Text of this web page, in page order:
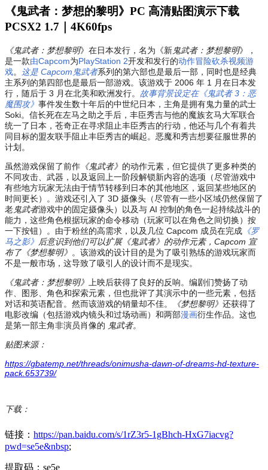
《鬼武者：梦想的黎明》PC 高清贴图演示下载
PCSX2 1.7｜4K60fps
《鬼武者：梦想黎明》在日本发行，名为 《新鬼武者：梦想黎明》
，
是一款由Capcom为PlayStation 2开发和发行的动作冒险砍杀视频游
戏。 这是 Capcom鬼武者系列的第六部也是最后一部，同时也是经典
主系列的第四部也是最后一部游戏。该游戏于 2006 年 1 月在日本发
行，随后于 3 月在北美和欧洲发行。 故事背景设定在《鬼武者 3：恶
魔围攻》 事件发生数十年后的中世纪日本，主角是拥有鬼力量的武士
Soki。信长死在左马之助之手后，丰臣秀吉与他的魔族玄马大军联合
统一了日本，苍奇正在寻求阻止丰臣秀吉的行动，他还与几个有着共
同目标的盟友联手阻止丰臣秀吉的崛起。恶魔和秀吉想要征服世界的
计划。
虽然游戏保留了前作 《鬼武者》 的动作元素，但它提供了更多种类的
不同攻击、武器，以及返回上一阶段解锁新内容的选项（尽管游戏中
有些地方玩家无法由于情节转移到日本的其他地区，返回某些地区的
时间更长）。游戏还引入了 3D 摄像头（尽管有一些小区域仍然保留了
老鬼武者游戏中的固定摄像头）以及与 AI 控制的角色一起持续战斗的
能力，这些角色根据玩家的命令移动（玩家可以在角色之间切换）按
一下按钮）。由于粉丝的高需求，以及几位 Capcom 成员在完成 《罗
马之影》 后意识到他们可以扩展《鬼武者》的动作元素，Capcom 宣
布了《梦想黎明》 。该游戏的设计目的是为了吸引熟练的游戏玩家而
不是一般市场，这导致了吸引人的设计而不是现实。
《鬼武者：梦想黎明》 上映后获得了良好的反响。编剧们赞扬了动
作、图形、角色和探索元素，但也批评了其演示中的一些元素，包括
对话和英语配音。然而该游戏的销量却不佳。
《梦想黎明》 还获得了
电影改编（包括游戏内镜头和过场动画）和两部漫画衍生作品。这也
是第一部主角非演员肖像的 鬼武者。
贴图来源：
https://gbatemp.net/threads/onimusha-dawn-of-dreams-hd-texture-
pack.653739/
下载：
链接： https://pan.baidu.com/s/1rZ3r5-1gBhch-HxG7iacvg?
pwd=se5e&nbsp;
提取码：se5e